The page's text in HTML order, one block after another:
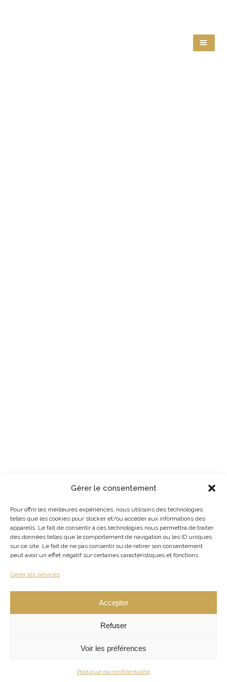
Gérer le consentement
Pour offrir les meilleures expériences, nous utilisons des technologies
telles que les cookies pour stocker et/ou accéder aux informations des
appareils. Le fait de consentir à ces technologies nous permettra de traiter
des données telles que le comportement de navigation ou les ID uniques
sur ce site. Le fait de ne pas consentir ou de retirer son consentement
peut avoir un effet négatif sur certaines caractéristiques et fonctions.
Gérer les services
Accepter
Refuser
Voir les préférences
Politique de confidentialité